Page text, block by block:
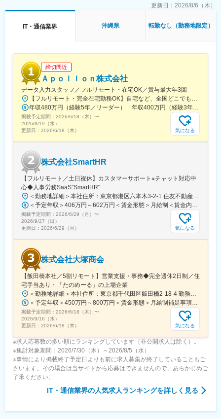
■評価・キャリア支援
施しており、入社半年で3～12％の昇給実績もあります。キャリ
■プロジェクト例：
・動画配信プラットフォームのAPI開発（Go／AWS／高負荷対
策）…数百万規模の同時接続を支えるため、キャッシング戦略や
非同期処理を駆使し、低遅延かつ安定した配信APIを設計、実装し
ます。
・大手人材系SaaSのマイクロサービス化プロジェクト（Go／
gRPC／コンテナ））…肥大化したモノリシックなシステムをド
メインごとに分割し、Go言語とgRPCを用いたマイクロサービス
アーキテクチャへ刷新します。
変更の範囲：会社の定める業務
更新日： 2026/8/6（木）
IT・通信業界 沖縄県 転勤なし（勤務地限定）
締切間近
Ａｐｏｌｌｏｎ株式会社
データ入力スタッフ／フルリモート・在宅OK／賞与最大年3回
【フルリモート・完全在宅勤務OK】自宅など、全国どこでもあなたが働きやすい場所で働けます★転居を伴う転勤なし★全国47都道府県どこからでも応募OK【本社】東京都新宿区山吹町130番地の15 茜ビル2-A＜アクセス＞有楽町線「江戸川橋駅」、東西線「東西線」より徒歩10分※受動喫煙対策：あり
年収480万円（経験5年／リーダー） 年収400万円（経験3年／メンバー）
掲載予定期間： 2026/6/18（木） 〜
2026/8/19（水）
更新日： 2026/6/18（木） 気になる
株式会社SmartHR
【フルリモート／土日祝休】カスタマーサポート※チャット対応中
心◆人事労務SaaS”SmartHR"
＜勤務地詳細＞本社住所：東京都港区六本木3-2-1 住友不動産六本木グランドタワー勤務地最寄駅：東京メトロ南北線／六本木一丁目駅受動喫煙対策：屋内全面禁煙変更の範囲：会社の定める事業所（リモートワーク含む）
＜予定年収＞406万円～602万円＜賃金形態＞月給制＜賃金内訳＞月額（基本給）：212,480円～315,200円その他固定手当/月：5,000円固定残業手当/月：77,520円～114,800円（固定残業時間45時間0分/月）超過した時間外労働の残業手当は追加支給＜月給＞295,000円～435,000円（一律手当を含む）＜昇給有無＞有＜残業手当＞有賃金はあくまでも目安の金額であり、選考を通じて上下する可能性があります。月給(月額)は固定手当を含めた表記です。
掲載予定期間： 2026/6/29（月） 〜
2026/9/27（日）
更新日： 2026/6/29（月） 気になる
株式会社大塚商会
【飯田橋本社／5割リモート】営業支援・事務◆完全週休2日制／住
宅手当あり・「たのめーる」の上場企業
＜勤務地詳細＞本社住所：東京都千代田区飯田橋2-18-4 勤務地最寄駅：中央本線／水道橋駅受動喫煙対策：屋内全面禁煙変更の範囲：会社の定める事業所（リモートワーク含む）
＜予定年収＞450万円～800万円＜賃金形態＞月給制補足事項なし＜賃金内訳＞月額（基本給）：249,000円～475,000円その他固定手当/月：25,000円～45,000円＜月給＞274,000円～520,000円＜昇給有無＞有＜残業手当＞有＜給与補足＞※経験、能力、年齢などを考慮の上、規定により決定賃金はあくまでも目安の金額であり、選考を通じて上下する可能性があります。月給(月額)は固定手当を含めた表記です。
掲載予定期間： 2026/6/18（木） 〜
2026/9/16（水）
更新日： 2026/6/18（木） 気になる
※求人応募数の多い順にランキングしています（非公開求人は除く）。
※集計対象期間：2026/7/30（木）～2026/8/5（水）
※事情により掲載終了予定日よりも前に求人募集が終了していることもご
ざいます。その場合は当サイトから応募はできませんので、あらかじめご
了承ください。
IT・通信業界の人気求人ランキングを詳しく見る